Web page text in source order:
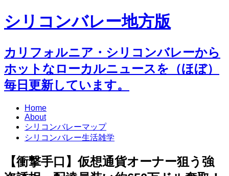
シリコンバレー地方版
カリフォルニア・シリコンバレーから
ホットなローカルニュースを（ほぼ）
毎日更新しています。
Home
About
シリコンバレーマップ
シリコンバレー生活雑学
【衝撃手口】仮想通貨オーナー狙う強